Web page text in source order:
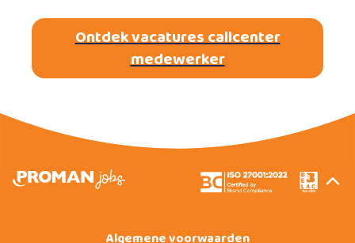
Ontdek vacatures callcenter
medewerker
Algemene voorwaarden